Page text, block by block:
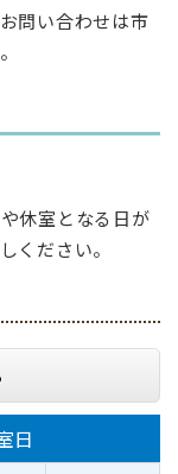
問い合わせは市
休室となる日が
ください。​
日